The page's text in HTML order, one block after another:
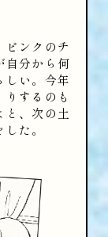
ンクのチ
自分から何
しい。今年
するのも
と、次の土
た。